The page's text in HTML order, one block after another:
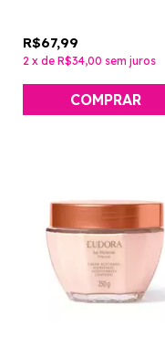
R$67,99
2 x de R$34,00 sem juros